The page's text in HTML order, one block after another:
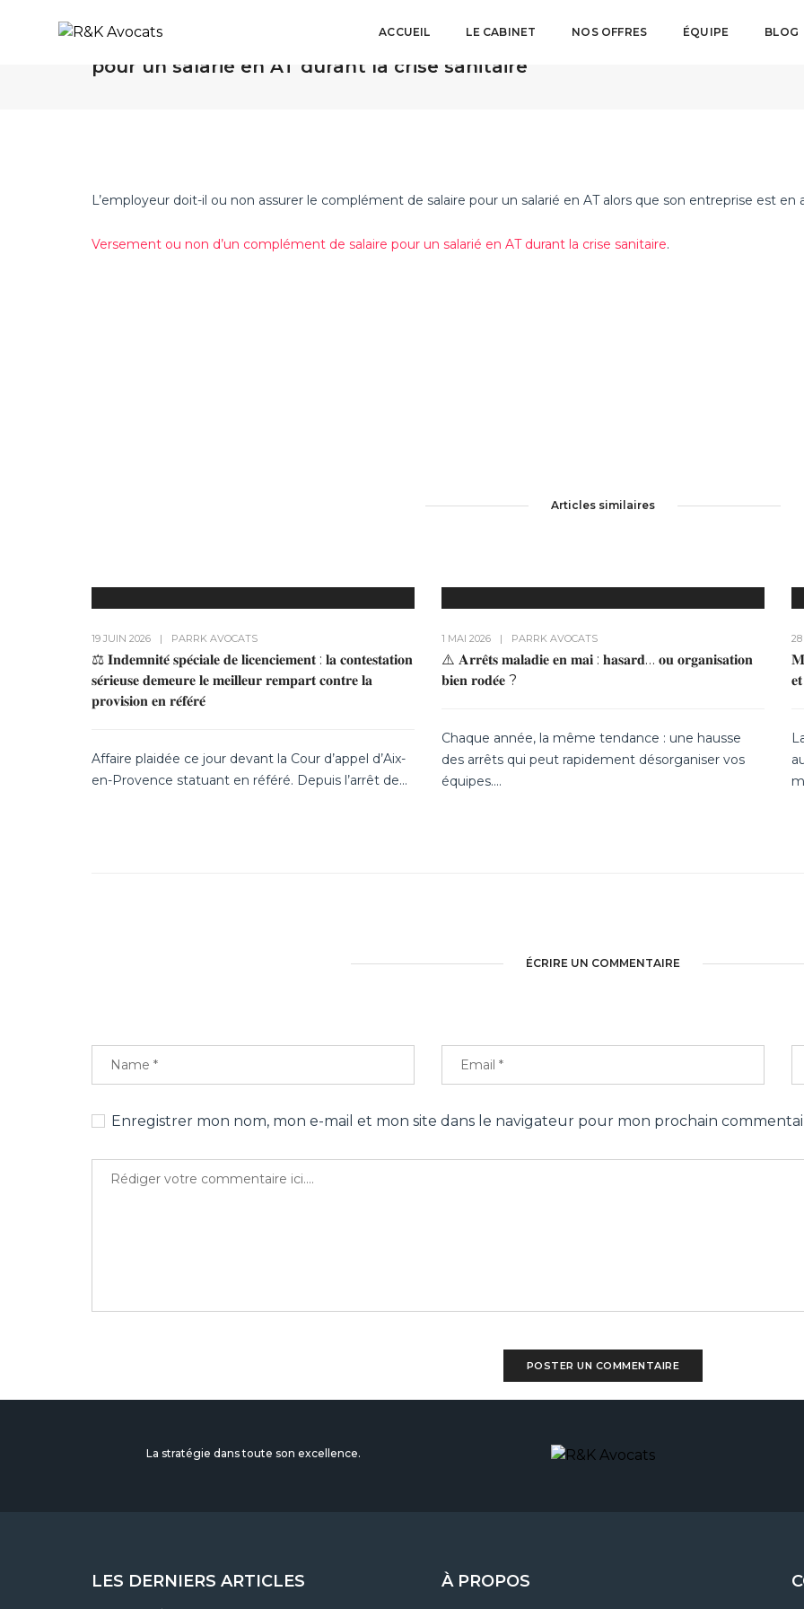
ACCUEIL LE CABINET NOS OFFRES ÉQUIPE BLOG
Versement ou non d’un complément de salaire
pour un salarié en AT durant la crise sanitaire
L’employeur doit-il ou non assurer le complément de salaire pour un salarié en AT alors que son entreprise est
Versement ou non d’un complément de salaire pour un salarié en AT durant la crise sanitaire.
Articles similaires
19 JUIN 2026 | PARRK AVOCATS
⚖️ 𝐈𝐧𝐝𝐞𝐦𝐧𝐢𝐭𝐞́ 𝐬𝐩𝐞́𝐜𝐢𝐚𝐥𝐞 𝐝𝐞 𝐥𝐢𝐜𝐞𝐧𝐜𝐢𝐞𝐦𝐞𝐧𝐭 : 𝐥𝐚 𝐜𝐨𝐧𝐭𝐞𝐬𝐭𝐚𝐭𝐢𝐨𝐧
𝐬𝐞́𝐫𝐢𝐞𝐮𝐬𝐞 𝐝𝐞𝐦𝐞𝐮𝐫𝐞 𝐥𝐞 𝐦𝐞𝐢𝐥𝐥𝐞𝐮𝐫 𝐫𝐞𝐦𝐩𝐚𝐫𝐭 𝐜𝐨𝐧𝐭𝐫𝐞 𝐥𝐚
𝐩𝐫𝐨𝐯𝐢𝐬𝐢𝐨𝐧 𝐞𝐧 𝐫𝐞́𝐟𝐞́𝐫𝐞́
Affaire plaidée ce jour devant la Cour d’appel d’Aix-
en-Provence statuant en référé. Depuis l’arrêt de...
1 MAI 2026 | PARRK AVOCATS
⚠️ 𝐀𝐫𝐫𝐞̂𝐭𝐬 𝐦𝐚𝐥𝐚𝐝𝐢𝐞 𝐞𝐧 𝐦𝐚𝐢 : 𝐡𝐚𝐬𝐚𝐫𝐝… 𝐨𝐮 𝐨𝐫𝐠𝐚𝐧𝐢𝐬𝐚𝐭𝐢𝐨𝐧
𝐛𝐢𝐞𝐧 𝐫𝐨𝐝𝐞́𝐞 ?
Chaque année, la même tendance : une hausse
des arrêts qui peut rapidement désorganiser vos
équipes....
ÉCRIRE UN COMMENTAIRE
Enregistrer mon nom, mon e-mail et mon site dans le navigateur pour mon prochain
La stratégie dans toute son excellence.
LES DERNIERS ARTICLES À PROPOS